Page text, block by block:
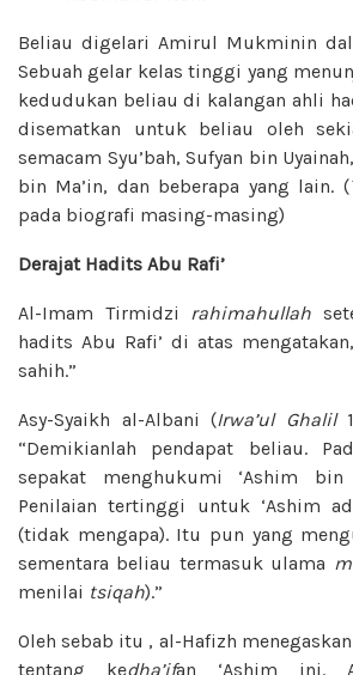
Beliau digelari Amirul Mukminin
Sebuah gelar kelas tinggi yang
kedudukan beliau di kalangan ahli
disematkan untuk beliau oleh
semacam Syu’bah, Sufyan bin
bin Ma’in, dan beberapa yang lain. (
pada biografi masing-masing)
Derajat Hadits Abu Rafi’
Al-Imam Tirmidzi rahimahullah
hadits Abu Rafi’ di atas
sahih.”
Asy-Syaikh al-Albani (Irwa’ul Ghalil
“Demikianlah pendapat beliau.
sepakat menghukumi ‘Ashim
Penilaian tertinggi untuk ‘Ashim
(tidak mengapa). Itu pun yang
sementara beliau termasuk ulama
menilai tsiqah).”
Oleh sebab itu , al-Hafizh
tentang kedha’ifan ‘Ashim ini.